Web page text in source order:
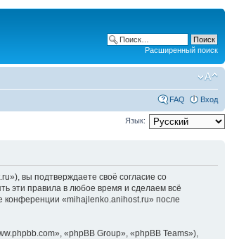
Расширенный поиск
FAQ Вход
Язык:
вы подтверждаете своё согласие со
эти правила в любое время и сделаем всё
конференции «mihajlenko.anihost.ru» после
«phpBB Group», «phpBB Teams»),